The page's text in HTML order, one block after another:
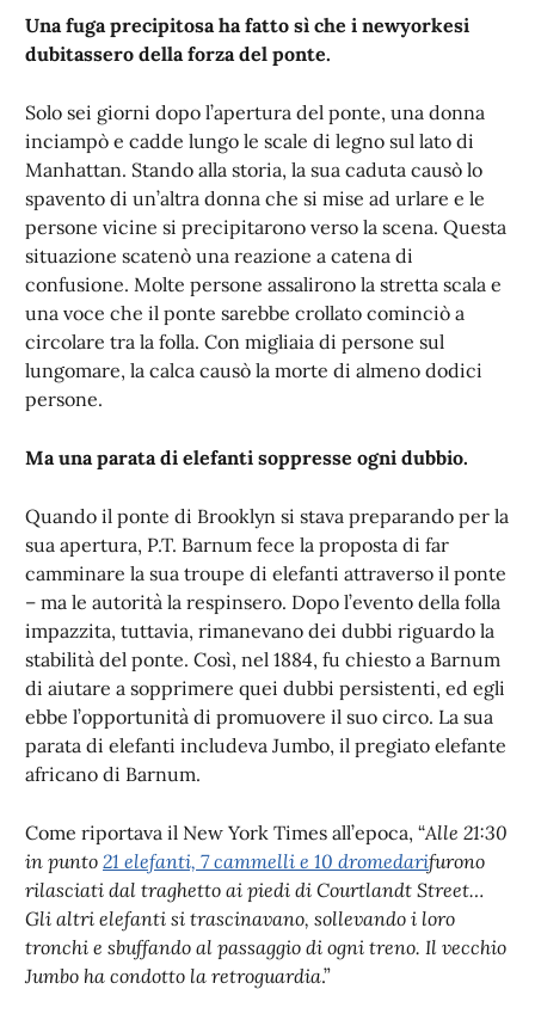
Una fuga precipitosa ha fatto sì che i newyorkesi
dubitassero della forza del ponte.
Solo sei giorni dopo l’apertura del ponte, una donna
inciampò e cadde lungo le scale di legno sul lato di
Manhattan. Stando alla storia, la sua caduta causò lo
spavento di un’altra donna che si mise ad urlare e le
persone vicine si precipitarono verso la scena. Questa
situazione scatenò una reazione a catena di
confusione. Molte persone assalirono la stretta scala e
una voce che il ponte sarebbe crollato cominciò a
circolare tra la folla. Con migliaia di persone sul
lungomare, la calca causò la morte di almeno dodici
persone.
Ma una parata di elefanti soppresse ogni dubbio.
Quando il ponte di Brooklyn si stava preparando per la
sua apertura, P.T. Barnum fece la proposta di far
camminare la sua troupe di elefanti attraverso il ponte
– ma le autorità la respinsero. Dopo l’evento della folla
impazzita, tuttavia, rimanevano dei dubbi riguardo la
stabilità del ponte. Così, nel 1884, fu chiesto a Barnum
di aiutare a sopprimere quei dubbi persistenti, ed egli
ebbe l’opportunità di promuovere il suo circo. La sua
parata di elefanti includeva Jumbo, il pregiato elefante
africano di Barnum.
Come riportava il New York Times all’epoca, “Alle 21:30
in punto 21 elefanti, 7 cammelli e 10 dromedarifurono
rilasciati dal traghetto ai piedi di Courtlandt Street…
Gli altri elefanti si trascinavano, sollevando i loro
tronchi e sbuffando al passaggio di ogni treno. Il vecchio
Jumbo ha condotto la retroguardia.”